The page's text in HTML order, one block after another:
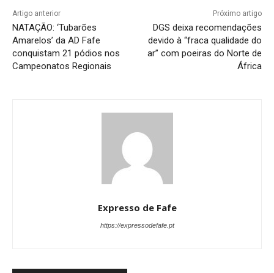
Artigo anterior
NATAÇÃO: ‘Tubarões
Amarelos’ da AD Fafe
conquistam 21 pódios nos
Campeonatos Regionais
Próximo artigo
DGS deixa recomendações
devido à “fraca qualidade do
ar” com poeiras do Norte de
África
Expresso de Fafe
https://expressodefafe.pt